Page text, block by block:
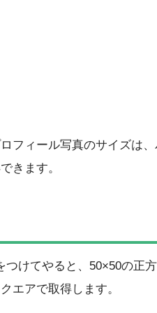
フィール写真のサイズは
きます。
つけてやると、50×50の正
エアで取得します。